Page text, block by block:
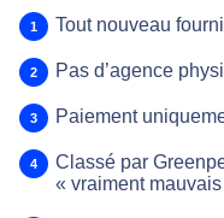
Tout nouveau
Pas d’agence
Paiement
Classé par
« vraiment mauvais